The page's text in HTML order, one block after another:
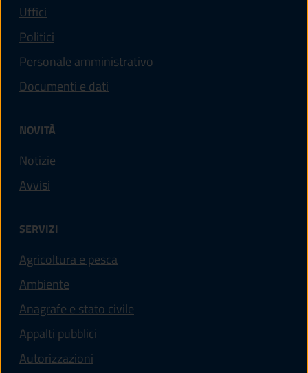
Uffici
Politici
Personale amministrativo
Documenti e dati
NOVITÀ
Notizie
Avvisi
SERVIZI
Agricoltura e pesca
Ambiente
Anagrafe e stato civile
Appalti pubblici
Autorizzazioni